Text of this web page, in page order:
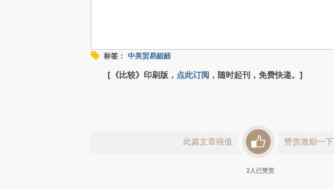
标签： 中美贸易龃龉
[《比较》印刷版， 点此订阅 ，随时起刊，免费快递。]
此篇文章很值 赞赏激励一下
2人已赞赏